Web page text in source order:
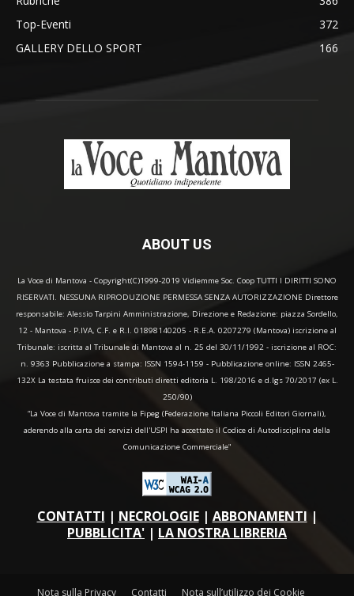
Top-Eventi
372
GALLERY DELLO SPORT
166
ABOUT US
La Voce di Mantova - Copyright(C)1999-2019 Vidiemme Soc. Coop TUTTI I DIRITTI SONO
RISERVATI. NESSUNA RIPRODUZIONE PERMESSA SENZA AUTORIZZAZIONE Direttore
responsabile: Alessio Tarpini Amministrazione, Direzione e Redazione: piazza Sordello,
12 - Mantova - P.IVA, C.F. e R.I. 01898140205 - R.E.A. 0207279 (Mantova) iscrizione al
Tribunale: iscritta al Tribunale di Mantova al n. 25 del 30/11/1992 - iscrizione al ROC:
n. 9363 Pubblicazione a stampa: ISSN 1594-1159 - Pubblicazione online: ISSN 2465-
132X La testata fruisce dei contributi diretti editoria L. 198/2016 e d.lgs 70/2017 (ex L.
250/90)
“La Voce di Mantova tramite la Fipeg (Federazione Italiana Piccoli Editori Giornali),
aderendo alla carta dei servizi dell'USPI ha accettato il Codice di Autodisciplina della
Comunicazione Commerciale"
CONTATTI | NECROLOGIE| ABBONAMENTI |
PUBBLICITA' | LA NOSTRA LIBRERIA
Nota sulla Privacy Contatti Nota sull’utilizzo dei Cookie